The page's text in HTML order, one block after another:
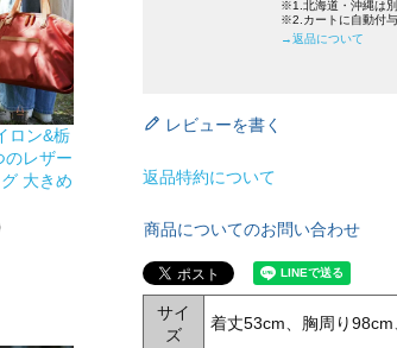
ロン&栃
のレザー
大きめ
※1.北海道・沖縄は
※2.カートに自動付与
→返品について
レビューを書く
返品特約について
商品についてのお問い合わせ
サイ
ズ
着丈53cm、胸周り